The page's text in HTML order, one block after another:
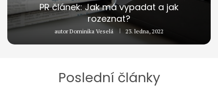
PR článek: Jak má vypadat a jak
rozeznat?
autorDominika Veselá 23. ledna, 2022
Poslední články